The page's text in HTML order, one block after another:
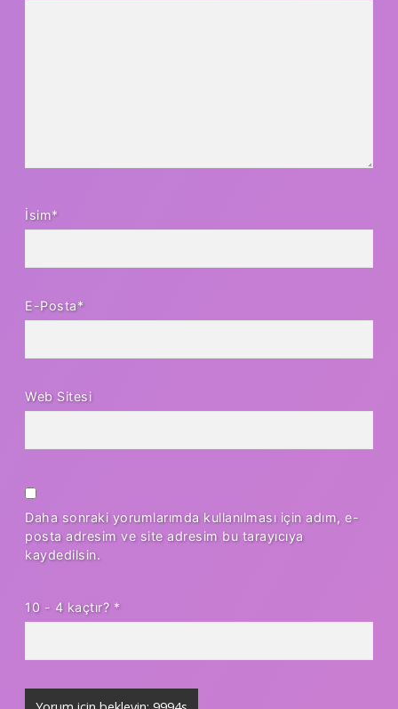
İsim*
E-Posta*
Web Sitesi
Daha sonraki yorumlarımda kullanılması için adım, e-
posta adresim ve site adresim bu tarayıcıya
kaydedilsin.
10 - 4 kaçtır? *